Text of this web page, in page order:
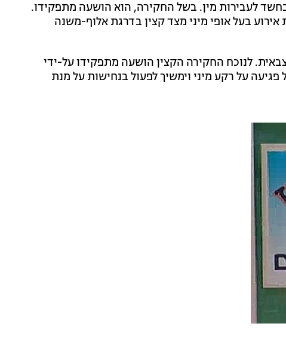
לעבירות מין. בשל החקירה, הוא הושעה מתפקידו.
בעל אופי מיני מצד קצין בדרגת אלוף-משנה
לנוכח החקירה הקצין הושעה מתפקידו על-ידי
על רקע מיני וימשיך לפעול בנחישות על מנת